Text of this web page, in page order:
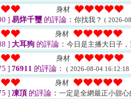
身材
]易烊千璽 的評論： 你找我？ ( 2026-
身材
]大耳狗 的評論： 今日是主播大日子
身材
]76911 的評論： ( 2026-08-04 16:12:18
身材
]凍頂 的評論： 一定是全網最正小甜